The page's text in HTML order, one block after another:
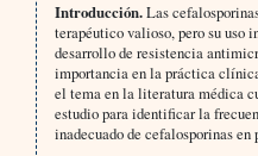
Introducción.Las
terapéutico valioso, pero su uso
desarrollo de resistencia
importancia en la práctica
el tema en la literatura médica
estudio para identificar la
inadecuado de cefalosporinas